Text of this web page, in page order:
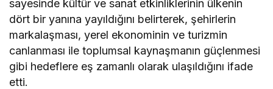
sayesinde kültür ve sanat etkinliklerinin ülkenin
dört bir yanına yayıldığını belirterek, şehirlerin
markalaşması, yerel ekonominin ve turizmin
canlanması ile toplumsal kaynaşmanın güçlenmesi
gibi hedeflere eş zamanlı olarak ulaşıldığını ifade
etti.